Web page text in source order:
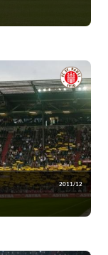
2011/12